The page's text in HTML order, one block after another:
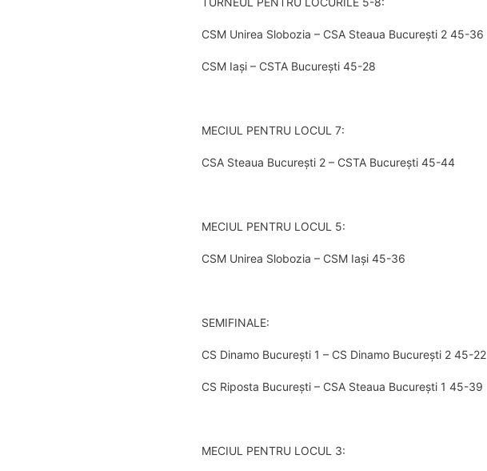
CSM Unirea Slobozia – CSA Steaua București 2 45-36
CSM Iași – CSTA București 45-28
MECIUL PENTRU LOCUL 7:
CSA Steaua București 2 – CSTA București 45-44
MECIUL PENTRU LOCUL 5:
CSM Unirea Slobozia – CSM Iași 45-36
SEMIFINALE:
CS Dinamo București 1 – CS Dinamo București 2 45-22
CS Riposta București – CSA Steaua București 1 45-39
MECIUL PENTRU LOCUL 3: